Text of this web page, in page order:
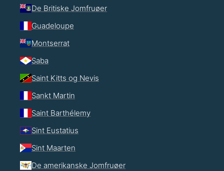
De Britiske Jomfruøer
Guadeloupe
Montserrat
Saba
Saint Kitts og Nevis
Sankt Martin
Saint Barthélemy
Sint Eustatius
Sint Maarten
De amerikanske Jomfruøer